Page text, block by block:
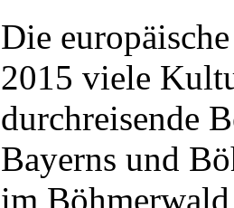
Die
2015 viele
durchreisende
Bayerns und
im